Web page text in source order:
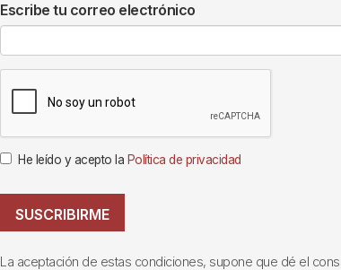
Escribe tu correo electrónico
He leído y acepto la Política de privacidad
SUSCRIBIRME
La aceptación de estas condiciones, supone que dé el